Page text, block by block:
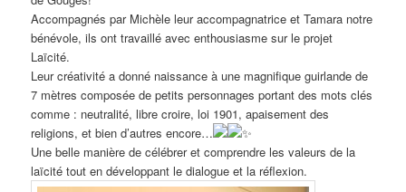
Accompagnés par Michèle leur accompagnatrice et Tamara notre
bénévole, ils ont travaillé avec enthousiasme sur le projet
Laïcité.
Leur créativité a donné naissance à une magnifique guirlande de
7 mètres composée de petits personnages portant des mots clés
comme : neutralité, libre croire, loi 1901, apaisement des
religions, et bien d’autres encore…
Une belle manière de célébrer et comprendre les valeurs de la
laïcité tout en développant le dialogue et la réflexion.